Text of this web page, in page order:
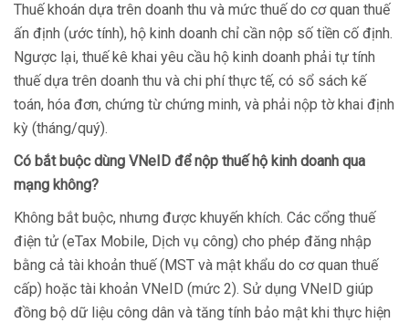
Thuế khoán dựa trên doanh thu và mức thuế do cơ quan thuế
ấn định (ước tính), hộ kinh doanh chỉ cần nộp số tiền cố định.
Ngược lại, thuế kê khai yêu cầu hộ kinh doanh phải tự tính
thuế dựa trên doanh thu và chi phí thực tế, có sổ sách kế
toán, hóa đơn, chứng từ chứng minh, và phải nộp tờ khai định
kỳ (tháng/quý).
Có bắt buộc dùng VNeID để nộp thuế hộ kinh doanh qua
mạng không?
Không bắt buộc, nhưng được khuyến khích. Các cổng thuế
điện tử (eTax Mobile, Dịch vụ công) cho phép đăng nhập
bằng cả tài khoản thuế (MST và mật khẩu do cơ quan thuế
cấp) hoặc tài khoản VNeID (mức 2). Sử dụng VNeID giúp
đồng bộ dữ liệu công dân và tăng tính bảo mật khi thực hiện